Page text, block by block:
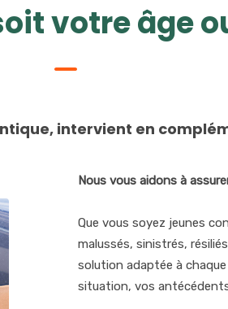
votre âge
intervient en
Nous vous aidons à
Que vous soyez jeunes
malussés, sinistrés,
solution adaptée à
situation, vos